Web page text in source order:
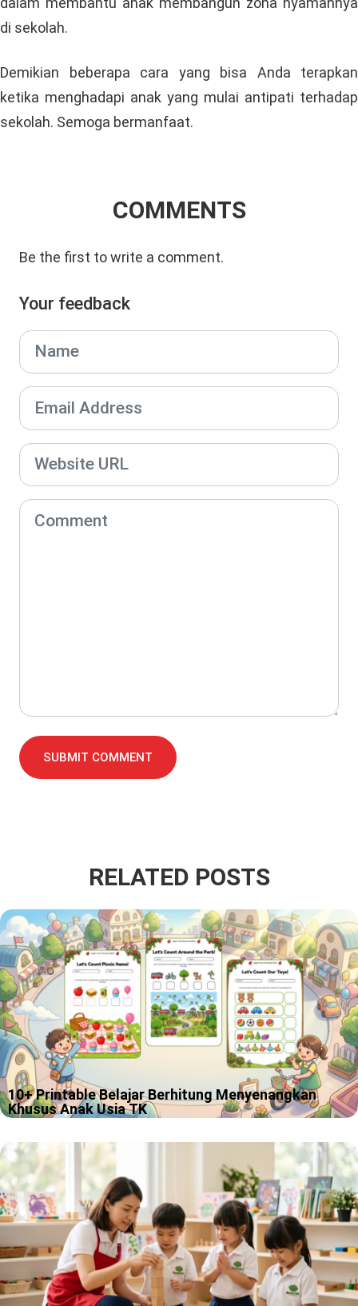
di sekolah.
Demikian beberapa cara yang bisa Anda terapkan
ketika menghadapi anak yang mulai antipati terhadap
sekolah. Semoga bermanfaat.
COMMENTS
Be the first to write a comment.
Your feedback
SUBMIT COMMENT
RELATED POSTS
10+ Printable Belajar Berhitung Menyenangkan
Khusus Anak Usia TK
yang melihat angka 8 lalu menatapnya seperti sedang
memikirkan misteri hidup. Kami paham sekali, proses belajar
berhitung tk memang…